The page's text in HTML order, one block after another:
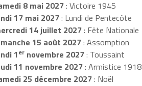
8 mai 2027: Victoire 1945
17 mai 2027: Lundi de Pentecôte
14 juillet 2027: Fête Nationale
15 août 2027: Assomption
1ernovembre 2027: Toussaint
11 novembre 2027: Armistice 1918
25 décembre 2027: Noël